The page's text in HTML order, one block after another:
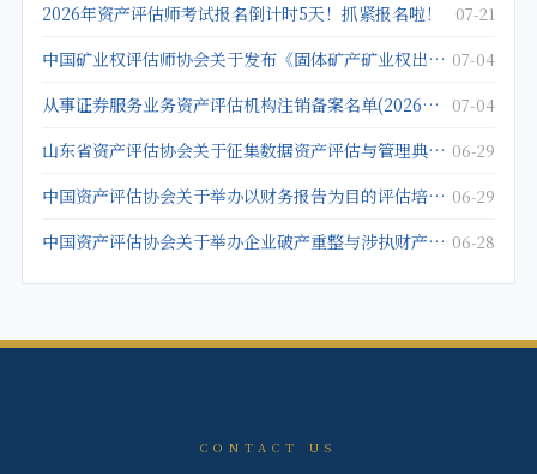
2026年资产评估师考试报名倒计时5天！抓紧报名啦！ 07-21
中国矿业权评估师协会关于发布《固体矿产矿业权出让底价评估应用指南》的公告 07-04
从事证券服务业务资产评估机构注销备案名单(2026年5月25日) 07-04
山东省资产评估协会关于征集数据资产评估与管理典型案例的通知 06-29
中国资产评估协会关于举办以财务报告为目的评估培训班的通知 06-29
中国资产评估协会关于举办企业破产重整与涉执财产评估培训班的通知 06-28
CONTACT US